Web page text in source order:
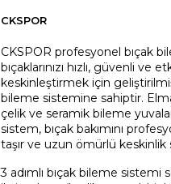
CKSPOR
CKSPOR profesyonel bıçak
bıçaklarınızı hızlı, güvenli ve
keskinleştirmek için
bileme sistemine sahiptir.
çelik ve seramik bileme
sistem, bıçak bakımını
taşır ve uzun ömürlü keskinlik
3 adımlı bıçak bileme sistemi